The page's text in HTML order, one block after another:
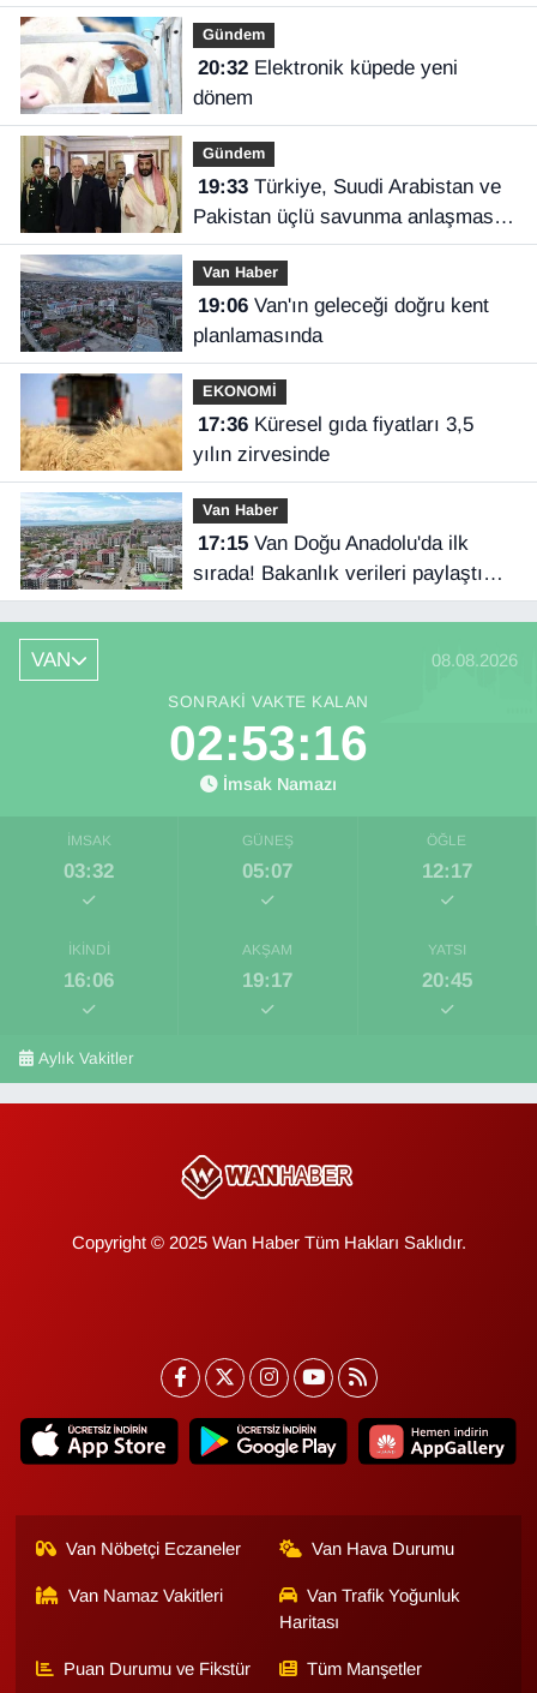
Gündem
20:32Elektronik küpede yeni
dönem
Gündem
19:33Türkiye, Suudi Arabistan ve
Pakistan üçlü savunma anlaşması
imzaladı
Van Haber
19:06Van'ın geleceği doğru kent
planlamasında
EKONOMİ
17:36Küresel gıda fiyatları 3,5
yılın zirvesinde
Van Haber
17:15Van Doğu Anadolu'da ilk
sırada! Bakanlık verileri paylaştı…
VAN 08.08.2026
SONRAKI VAKTE KALAN
02:53:16
İmsak Namazı
İMSAK
03:32
GÜNEŞ
05:07
ÖĞLE
12:17
İKINDI
16:06
AKŞAM
19:17
YATSI
20:45
Aylık Vakitler
Copyright © 2025 Wan Haber Tüm Hakları Saklıdır.
Van Nöbetçi Eczaneler Van Hava Durumu
Van Namaz Vakitleri
Van Trafik Yoğunluk
Haritası
Puan Durumu ve Fikstür Tüm Manşetler